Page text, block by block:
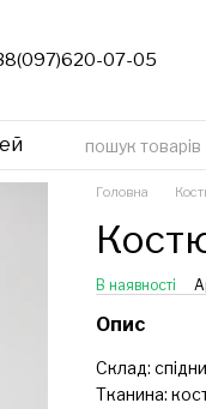
07-05
Головна
В наявності
Опис
Склад:
Тканина: